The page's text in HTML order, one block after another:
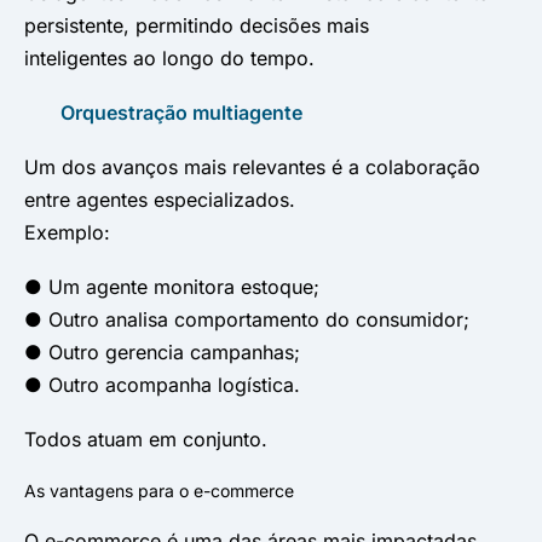
persistente, permitindo decisões mais
inteligentes ao longo do tempo.
Orquestração multiagente
Um dos avanços mais relevantes é a colaboração
entre agentes especializados.
Exemplo:
● Um agente monitora estoque;
● Outro analisa comportamento do consumidor;
● Outro gerencia campanhas;
● Outro acompanha logística.
Todos atuam em conjunto.
As vantagens para o e-commerce